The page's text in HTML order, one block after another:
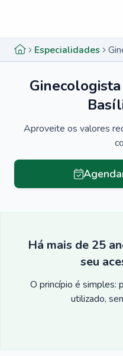
Especialidades
Aproveite os valores
Há mais de 25
seu
O princípio é simples:
utilizado,